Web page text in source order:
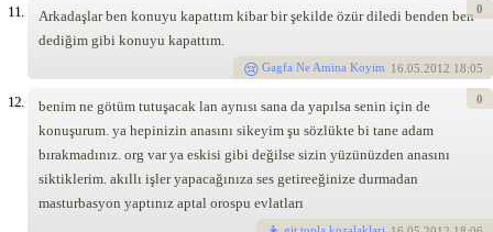
11.
Arkadaşlar ben konuyu kapattım kibar bir şekilde özür diledi benden ben
dediğim gibi konuyu kapattım.
Gagfa Ne Amina Koyim 16.05.2012 18:05
0
12.
benim ne götüm tutuşacak lan aynısı sana da yapılsa senin için de
konuşurum. ya hepinizin anasını sikeyim şu sözlükte bi tane adam
bırakmadınız. org var ya eskisi gibi değilse sizin yüzünüzden anasını
siktiklerim. akıllı işler yapacağınıza ses getireeğinize durmadan
masturbasyon yaptınız aptal orospu evlatları
0